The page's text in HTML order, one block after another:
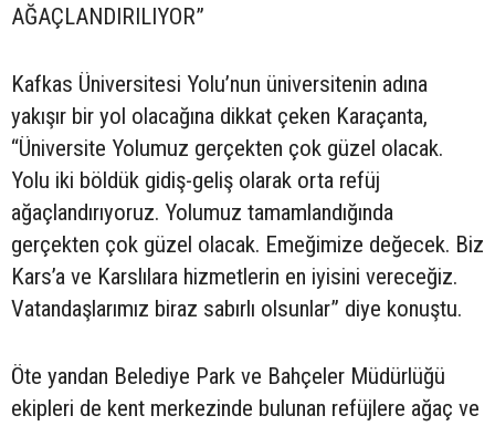
AĞAÇLANDIRILIYOR”
Kafkas Üniversitesi Yolu’nun üniversitenin adına
yakışır bir yol olacağına dikkat çeken Karaçanta,
“Üniversite Yolumuz gerçekten çok güzel olacak.
Yolu iki böldük gidiş-geliş olarak orta refüj
ağaçlandırıyoruz. Yolumuz tamamlandığında
gerçekten çok güzel olacak. Emeğimize değecek. Biz
Kars’a ve Karslılara hizmetlerin en iyisini vereceğiz.
Vatandaşlarımız biraz sabırlı olsunlar” diye konuştu.
Öte yandan Belediye Park ve Bahçeler Müdürlüğü
ekipleri de kent merkezinde bulunan refüjlere ağaç ve